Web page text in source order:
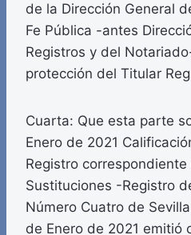
de la Dirección General
Fe Pública -antes
Registros y del
protección del Titular
Cuarta: Que esta parte
Enero de 2021
Registro
Sustituciones -Registro
Número Cuatro de
de Enero de 2021 emitió